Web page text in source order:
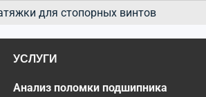
для стопорных винтов
УСЛУГИ
Анализ поломки подшипника